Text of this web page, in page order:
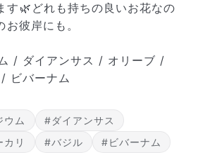
す🌿どれも持ちの良いお花なの
彼岸にも。
/ ダイアンサス / オリーブ /
ビバーナム
ウム
#ダイアンサス
カリ #バジル
#ビバーナム